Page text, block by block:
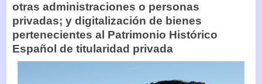
otras administraciones o personas
privadas; y digitalización de bienes
pertenecientes al Patrimonio Histórico
Español de titularidad privada